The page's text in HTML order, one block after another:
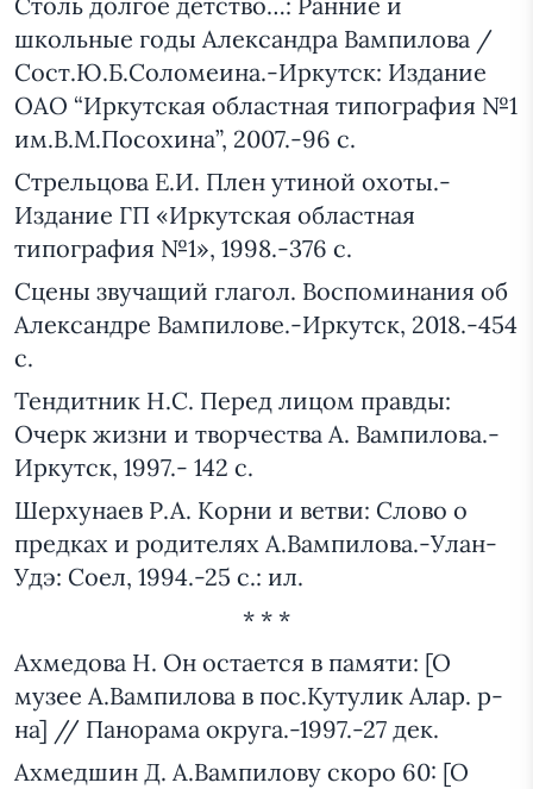
школьные годы Александра Вампилова /
Сост.Ю.Б.Соломеина.-Иркутск: Издание
ОАО “Иркутская областная типография №1
им.В.М.Посохина”, 2007.-96 с.
Стрельцова Е.И. Плен утиной охоты.-
Издание ГП «Иркутская областная
типография №1», 1998.-376 с.
Сцены звучащий глагол. Воспоминания об
Александре Вампилове.-Иркутск, 2018.-454
с.
Тендитник Н.С. Перед лицом правды:
Очерк жизни и творчества А. Вампилова.-
Иркутск, 1997.- 142 с.
Шерхунаев Р.А. Корни и ветви: Слово о
предках и родителях А.Вампилова.-Улан-
Удэ: Соел, 1994.-25 с.: ил.
* * *
Ахмедова Н. Он остается в памяти: [О
музее А.Вампилова в пос.Кутулик Алар. р-
на] // Панорама округа.-1997.-27 дек.
Ахмедшин Д. А.Вампилову скоро 60: [О